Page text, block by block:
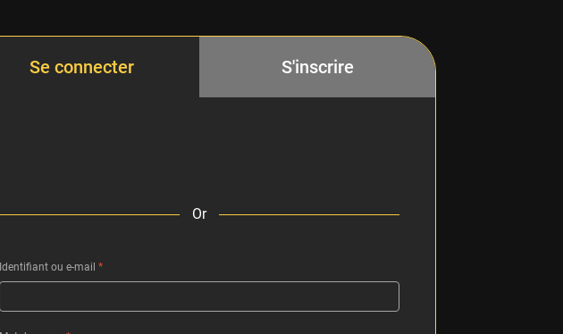
Se connecter S'inscrire
Or
Identifiant ou e-mail *